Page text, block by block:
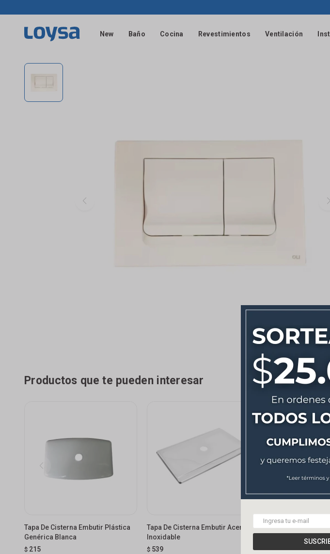
New Baño Cocina Revestimientos Ventilación
Productos que te pueden interesar
Tapa De Cisterna Embutir Plástica
Genérica Blanca
$ 215
Tapa De Cisterna Embutir Acero
Inoxidable
$ 539
Placa Pulsadora
Para Cisterna
USD 86,00